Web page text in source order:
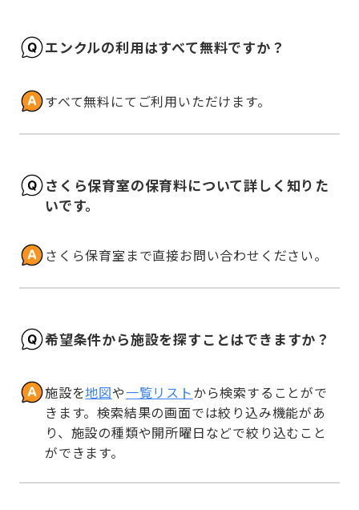
エンクルの利用はすべて無料ですか？
すべて無料にてご利用いただけます。
さくら保育室の保育料について詳しく知りた
いです。
さくら保育室まで直接お問い合わせください。
希望条件から施設を探すことはできますか？
施設を地図や一覧リストから検索することがで
きます。検索結果の画面では絞り込み機能があ
り、施設の種類や開所曜日などで絞り込むこと
ができます。